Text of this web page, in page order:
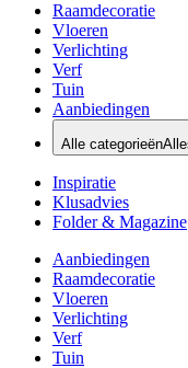
Raamdecoratie
Vloeren
Verlichting
Verf
Tuin
Aanbiedingen
Alle categorieën
Inspiratie
Klusadvies
Folder & Magazine
Aanbiedingen
Raamdecoratie
Vloeren
Verlichting
Verf
Tuin